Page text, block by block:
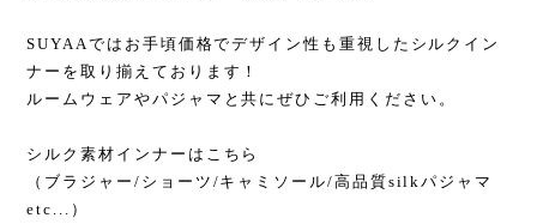
SUYAAではお手頃価格でデザイン性も重視したシルクイン
ナーを取り揃えております！
ルームウェアやパジャマと共にぜひご利用ください。
シルク素材インナーはこちら
（ブラジャー/ショーツ/キャミソール/高品質silkパジャマ
etc...）